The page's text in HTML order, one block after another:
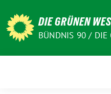
zum
Inhalt
DIE GRÜNEN
BÜNDNIS 90 / DIE